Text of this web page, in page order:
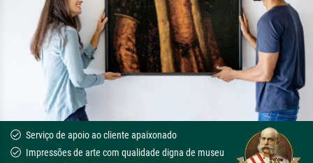
uma árvore.
Serviço de apoio ao cliente apaixonado
Impressões de arte com qualidade digna de museu